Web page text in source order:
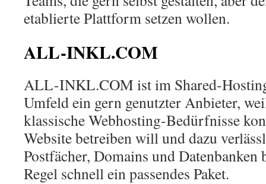
etablierte Plattform setzen wollen.
ALL-INKL.COM
ALL-INKL.COM ist im Shared-
Umfeld ein gern genutzter Anbieter,
klassische Webhosting-Bedürfnisse
Website betreiben will und dazu
Postfächer, Domains und
Regel schnell ein passendes Paket.